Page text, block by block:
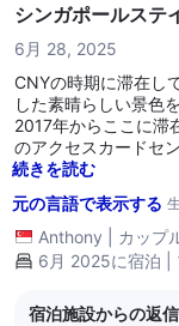
to popular tourist
meals in the
observations are
as we explore
transportation
those open later in the evening. --
you and your
again for a more seamless
service, and we wish all of
management of
シンガポールステ
6月 28, 2025
CNYの時期に滞在し
した素晴らしい景色
2017年からここに滞
のアクセスカードセ
た。シタディンはこ
続きを読む
元の言語で表示する
Anthony カップ
6月 2025に宿泊 |
宿泊施設からの返信